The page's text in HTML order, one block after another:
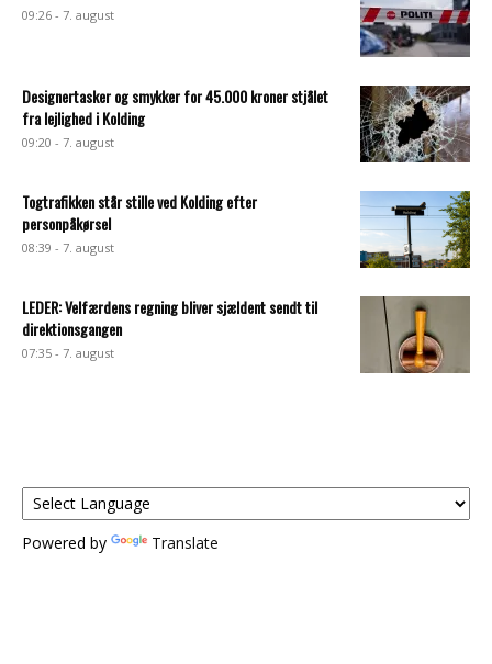
09:26 - 7. august
Designertasker og smykker for 45.000 kroner stjålet
fra lejlighed i Kolding
09:20 - 7. august
Togtrafikken står stille ved Kolding efter
personpåkørsel
08:39 - 7. august
LEDER: Velfærdens regning bliver sjældent sendt til
direktionsgangen
07:35 - 7. august
Powered by Translate